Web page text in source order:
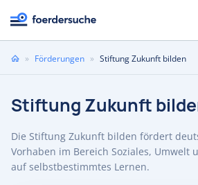
Sie» Förderungen » Stiftung Zukunft bilden
Stiftung Zukunft
Die Stiftung Zukunft bilden fördert
Vorhaben im Bereich Soziales, Umwelt
auf selbstbestimmtes Lernen.